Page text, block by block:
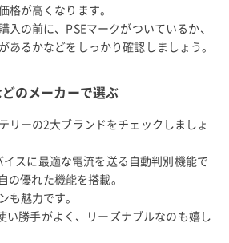
格が高くなります。
入の前に、PSEマークがついているか、
あるかなどをしっかり確認しましょう。
のメーカーで選ぶ
リーの2大ブランドをチェックしましょ
スに最適な電流を送る自動判別機能で
の優れた機能を搭載。
も魅力です。
い勝手がよく、リーズナブルなのも嬉し